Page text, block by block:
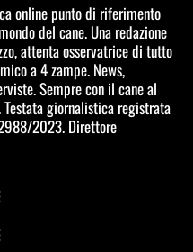
online punto di riferimento
del cane. Una redazione
attenta osservatrice di tutto
a 4 zampe. News,
Sempre con il cane al
giornalistica registrata
2023. Direttore